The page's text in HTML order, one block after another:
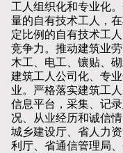
工人组织化和专业化
量的自有技术工人，
定比例的自有技术工
竞争力。推动建筑业
木工、电工、镶贴、
建筑工人公司化、专
业。严格落实建筑工
信息平台，采集、记
况、从业经历和诚信
城乡建设厅、省人力
利厅、省通信管理局